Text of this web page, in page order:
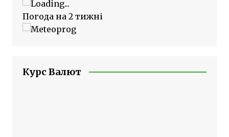
Погода на 2 тижні
Курс Валют